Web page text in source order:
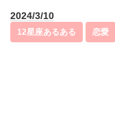
2024/3/10
12星座あるある 恋愛